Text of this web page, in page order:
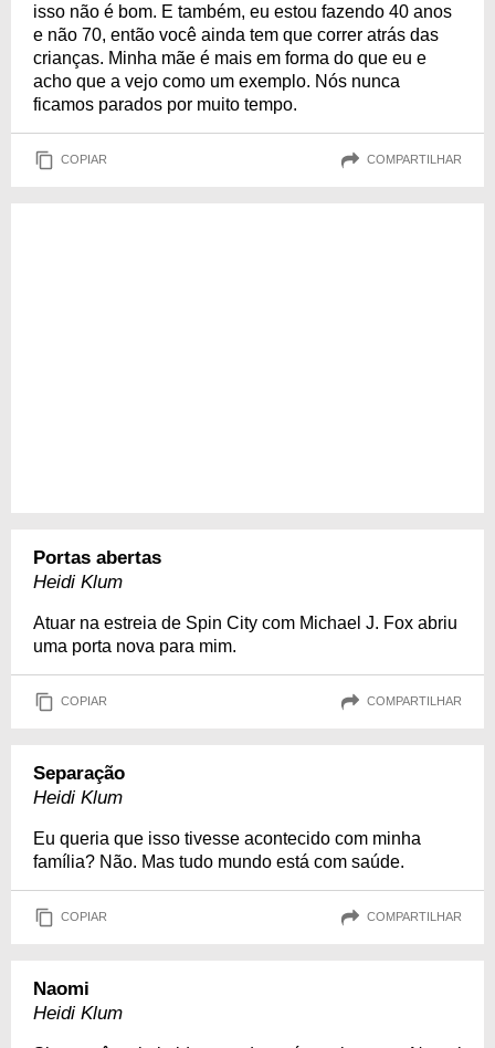
isso não é bom. E também, eu estou fazendo 40 anos
e não 70, então você ainda tem que correr atrás das
crianças. Minha mãe é mais em forma do que eu e
acho que a vejo como um exemplo. Nós nunca
ficamos parados por muito tempo.
COPIAR COMPARTILHAR
Portas abertas
Heidi Klum
Atuar na estreia de Spin City com Michael J. Fox abriu
uma porta nova para mim.
COPIAR COMPARTILHAR
Separação
Heidi Klum
Eu queria que isso tivesse acontecido com minha
família? Não. Mas tudo mundo está com saúde.
COPIAR COMPARTILHAR
Naomi
Heidi Klum